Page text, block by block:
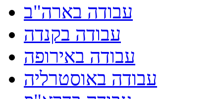
עבודה בארה"ב
עבודה בקנדה
עבודה באירופה
עבודה באוסטרליה